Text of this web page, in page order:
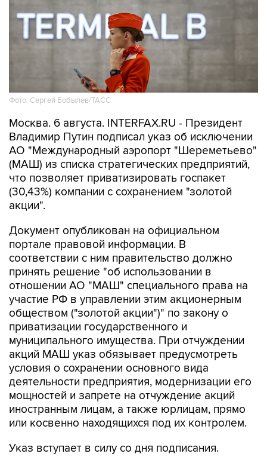
Фото: Сергей Бобылев/ТАСС
Москва. 6 августа. INTERFAX.RU - Президент
Владимир Путин подписал указ об исключении
АО "Международный аэропорт "Шереметьево"
(МАШ) из списка стратегических предприятий,
что позволяет приватизировать госпакет
(30,43%) компании с сохранением "золотой
акции".
Документ опубликован на официальном
портале правовой информации. В
соответствии с ним правительство должно
принять решение "об использовании в
отношении АО "МАШ" специального права на
участие РФ в управлении этим акционерным
обществом ("золотой акции")" по закону о
приватизации государственного и
муниципального имущества. При отчуждении
акций МАШ указ обязывает предусмотреть
условия о сохранении основного вида
деятельности предприятия, модернизации его
мощностей и запрете на отчуждение акций
иностранным лицам, а также юрлицам, прямо
или косвенно находящихся под их контролем.
Указ вступает в силу со дня подписания.